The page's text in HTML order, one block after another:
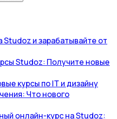
Studoz и зарабатывайте от
Studoz: Получите новые
курсы по IT и дизайну
Что нового
онлайн-курс на Studoz: